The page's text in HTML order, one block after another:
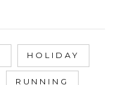
HOLIDAY
RUNNING